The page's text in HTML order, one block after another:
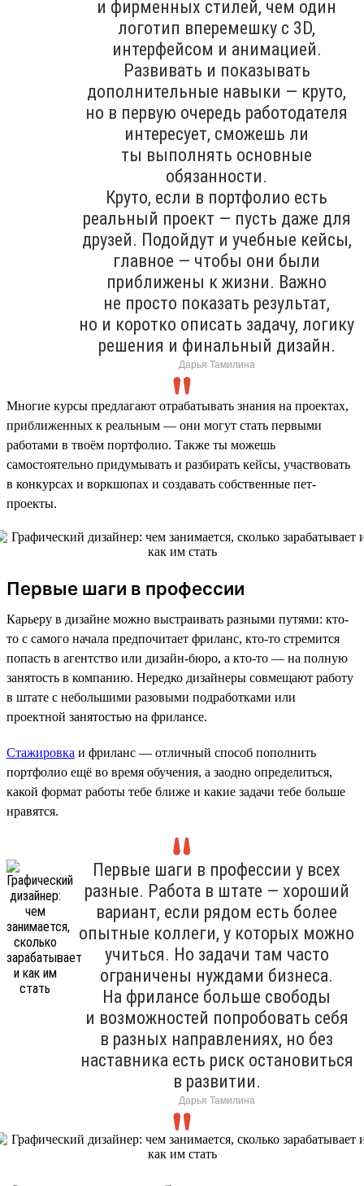
и фирменных стилей, чем один
логотип вперемешку с 3D,
интерфейсом и анимацией.
Развивать и показывать
дополнительные навыки — круто,
но в первую очередь работодателя
интересует, сможешь ли
ты выполнять основные
обязанности.
Круто, если в портфолио есть
реальный проект — пусть даже для
друзей. Подойдут и учебные кейсы,
главное — чтобы они были
приближены к жизни. Важно
не просто показать результат,
но и коротко описать задачу, логику
решения и финальный дизайн.
Дарья Тамилина
Многие курсы предлагают отрабатывать знания на проектах,
приближенных к реальным — они могут стать первыми
работами в твоём портфолио. Также ты можешь
самостоятельно придумывать и разбирать кейсы, участвовать
в конкурсах и воркшопах и создавать собственные пет-
проекты.
Первые шаги в профессии
Карьеру в дизайне можно выстраивать разными путями: кто-
то с самого начала предпочитает фриланс, кто-то стремится
попасть в агентство или дизайн-бюро, а кто-то — на полную
занятость в компанию. Нередко дизайнеры совмещают работу
в штате с небольшими разовыми подработками или
проектной занятостью на фрилансе.
Стажировка и фриланс — отличный способ пополнить
портфолио ещё во время обучения, а заодно определиться,
какой формат работы тебе ближе и какие задачи тебе больше
нравятся.
Первые шаги в профессии у всех
разные. Работа в штате — хороший
вариант, если рядом есть более
опытные коллеги, у которых можно
учиться. Но задачи там часто
ограничены нуждами бизнеса.
На фрилансе больше свободы
и возможностей попробовать себя
в разных направлениях, но без
наставника есть риск остановиться
в развитии.
Дарья Тамилина